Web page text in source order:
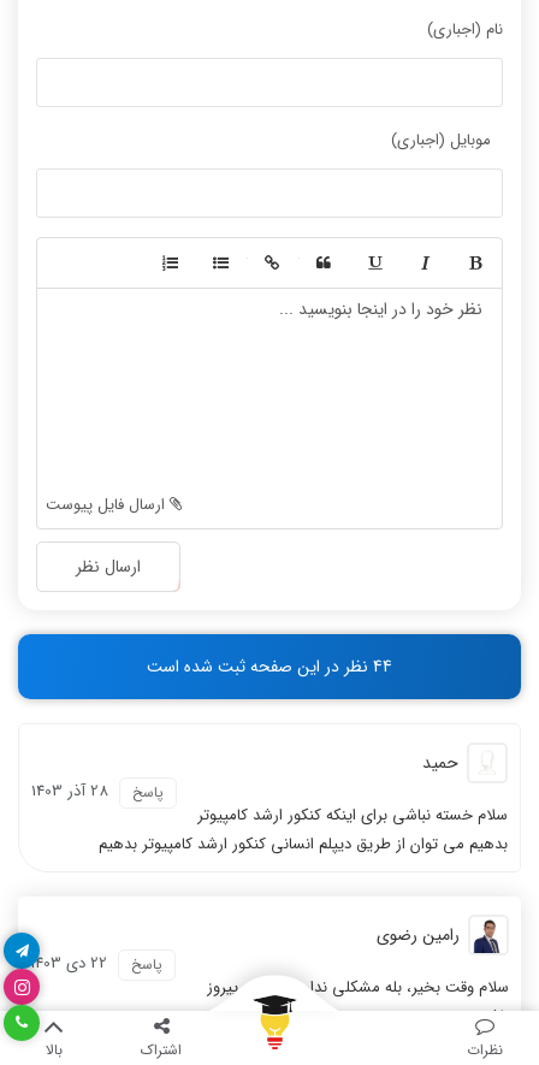
نظرات اشتراک بالا
نام (اجباری)
موبایل (اجباری)
-
-
-
-
-
-
-
ارسال نظر
44 نظر در این صفحه ثبت شده است
حمید
28 آذر 1403 پاسخ
سلام خسته نباشی برای اینکه کنکور ارشد کامپیوتر
بدهیم می توان از طریق دیپلم انسانی کنکور ارشد کامپیوتر بدهیم
رامین رضوی
22 دی 1403 پاسخ
سلام وقت بخیر، بله مشکلی ندارد، موفق و پیروز
باشید